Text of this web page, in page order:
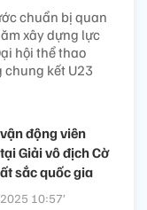
chuẩn bị quan
xây dựng lực
hội thể thao
kết U23
động viên
Giải vô địch Cờ
sắc quốc gia
10:57’